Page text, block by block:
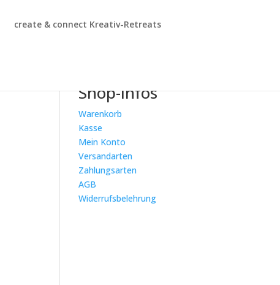
create & connect Kreativ-Retreats
Shop-Infos
Warenkorb
Kasse
Mein Konto
Versandarten
Zahlungsarten
AGB
Widerrufsbelehrung